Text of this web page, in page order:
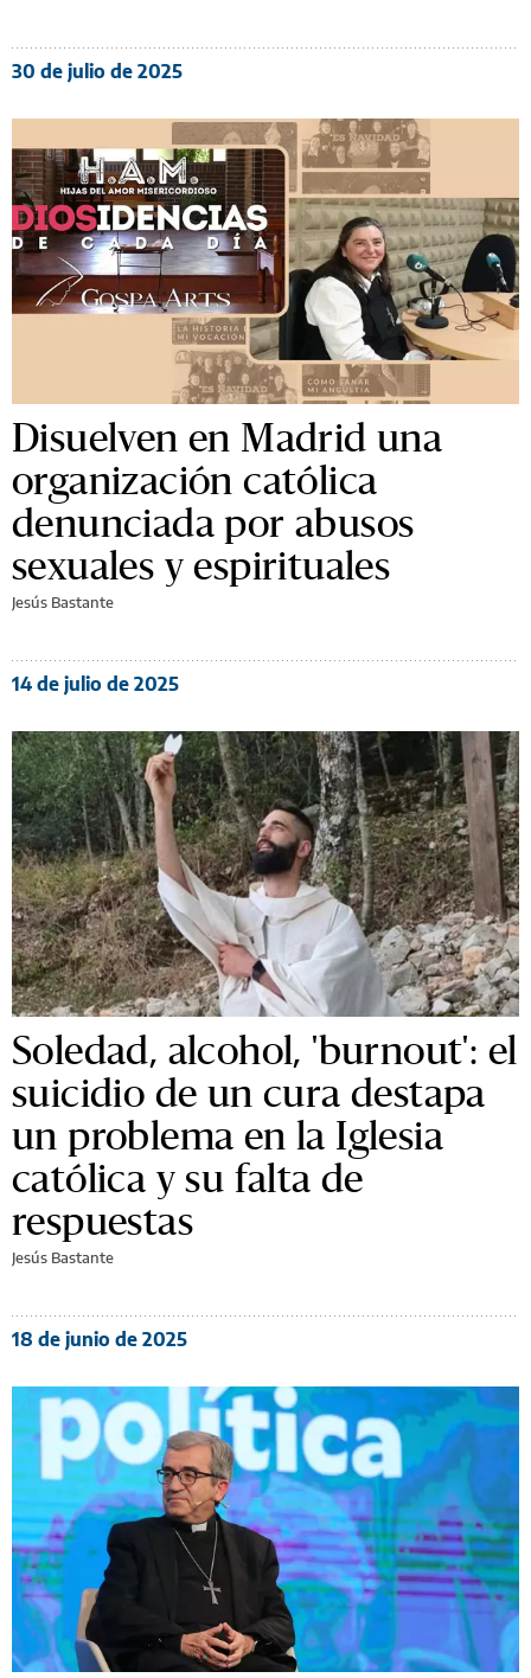
30 de julio de 2025
Disuelven en Madrid una
organización católica
denunciada por abusos
sexuales y espirituales
Jesús Bastante
14 de julio de 2025
Soledad, alcohol, 'burnout': el
suicidio de un cura destapa
un problema en la Iglesia
católica y su falta de
respuestas
Jesús Bastante
18 de junio de 2025